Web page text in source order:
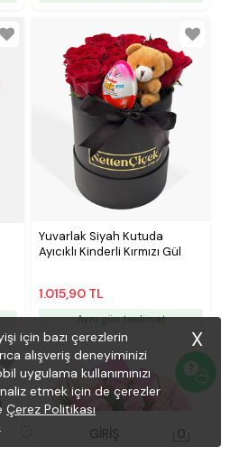
GİRİŞ 0
Yuvarlak Siyah Kutuda
Ayıcıklı Kinderli Kırmızı Gül
1.015,90 TL
Aynı gün teslimat
için bazı çerezlerin
alışveriş deneyiminizi
uygulama kullanımınızı
etmek için de çerezler
Çerez Politikası
X